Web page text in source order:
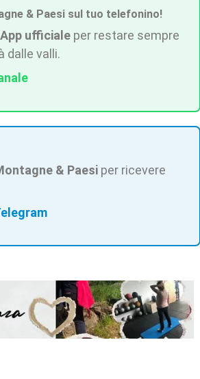
& Paesi sul tuo telefonino!
ufficiale per restare sempre
dalle valli.
& Paesi per ricevere